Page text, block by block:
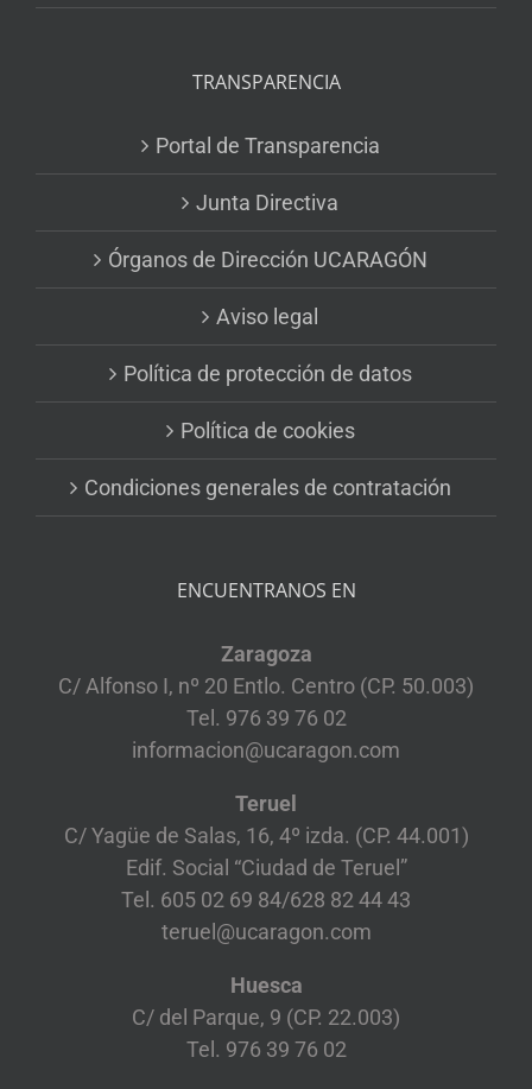
TRANSPARENCIA
Portal de Transparencia
Junta Directiva
Órganos de Dirección UCARAGÓN
Aviso legal
Política de protección de datos
Política de cookies
Condiciones generales de contratación
ENCUENTRANOS EN
Zaragoza
C/ Alfonso I, nº 20 Entlo. Centro (CP. 50.003)
Tel. 976 39 76 02
informacion@ucaragon.com
Teruel
C/ Yagüe de Salas, 16, 4º izda. (CP. 44.001)
Edif. Social “Ciudad de Teruel”
Tel. 605 02 69 84/628 82 44 43
teruel@ucaragon.com
Huesca
C/ del Parque, 9 (CP. 22.003)
Tel. 976 39 76 02